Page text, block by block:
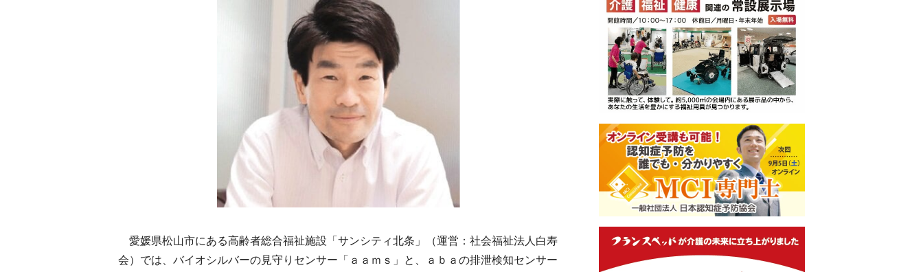
愛媛県松山市にある高齢者総合福祉施設「サンシティ北条」（運営：社会福祉法人白寿
会）では、バイオシルバーの見守りセンサー「ａａｍｓ」と、ａｂａの排泄検知センサー